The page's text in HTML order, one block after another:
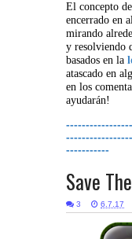
El concepto
encerrado en
mirando
y resolviendo
basados en la
atascado en
en los
ayudarán!
-----------
Save
3 6.7.17